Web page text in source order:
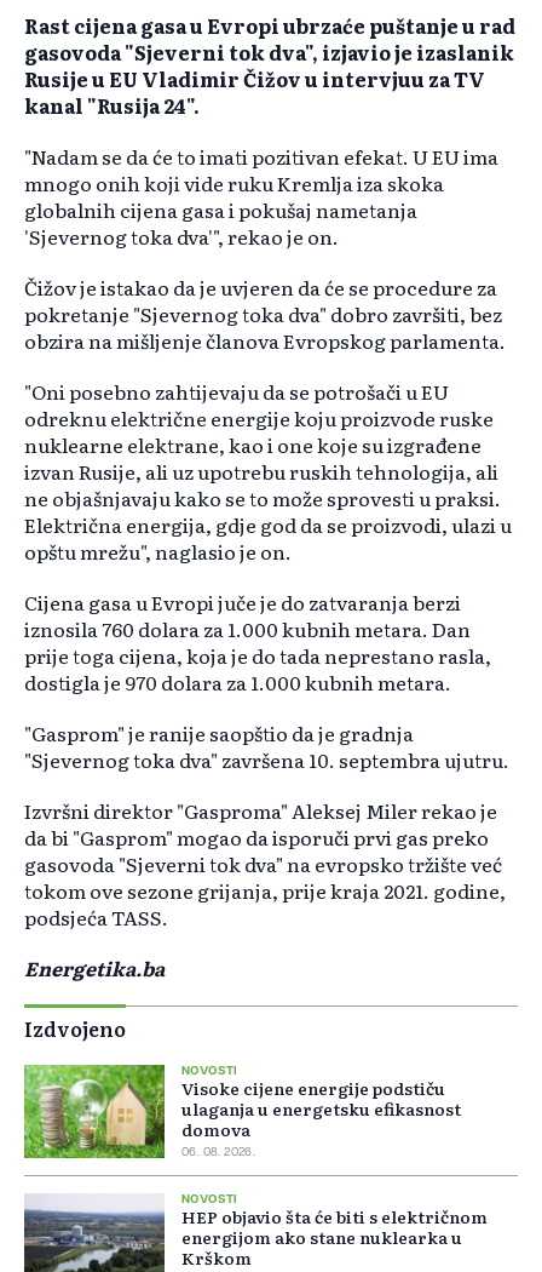
Rast cijena gasa u Evropi ubrzaće puštanje u rad
gasovoda "Sjeverni tok dva", izjavio je izaslanik
Rusije u EU Vladimir Čižov u intervjuu za TV
kanal "Rusija 24".
"Nadam se da će to imati pozitivan efekat. U EU ima
mnogo onih koji vide ruku Kremlja iza skoka
globalnih cijena gasa i pokušaj nametanja
'Sjevernog toka dva'", rekao je on.
Čižov je istakao da je uvjeren da će se procedure za
pokretanje "Sjevernog toka dva" dobro završiti, bez
obzira na mišljenje članova Evropskog parlamenta.
"Oni posebno zahtijevaju da se potrošači u EU
odreknu električne energije koju proizvode ruske
nuklearne elektrane, kao i one koje su izgrađene
izvan Rusije, ali uz upotrebu ruskih tehnologija, ali
ne objašnjavaju kako se to može sprovesti u praksi.
Električna energija, gdje god da se proizvodi, ulazi u
opštu mrežu", naglasio je on.
Cijena gasa u Evropi juče je do zatvaranja berzi
iznosila 760 dolara za 1.000 kubnih metara. Dan
prije toga cijena, koja je do tada neprestano rasla,
dostigla je 970 dolara za 1.000 kubnih metara.
"Gasprom" je ranije saopštio da je gradnja
"Sjevernog toka dva" završena 10. septembra ujutru.
Izvršni direktor "Gasproma" Aleksej Miler rekao je
da bi "Gasprom" mogao da isporuči prvi gas preko
gasovoda "Sjeverni tok dva" na evropsko tržište već
tokom ove sezone grijanja, prije kraja 2021. godine,
podsjeća TASS.
Energetika.ba
Izdvojeno
NOVOSTI
Visoke cijene energije podstiču
ulaganja u energetsku efikasnost
domova
06. 08. 2026.
NOVOSTI
HEP objavio šta će biti s električnom
energijom ako stane nuklearka u
Krškom